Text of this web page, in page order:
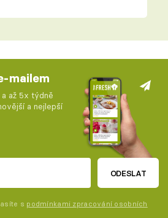
mailem
až 5x týdně
a nejlepší
ODESLAT
s podmínkami zpracování osobních